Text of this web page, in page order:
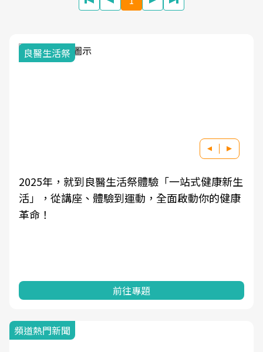
醫生活祭體驗「一站式健康新生
體驗到運動，全面啟動你的健康
良醫健康網從「
學觀點與日常感
頻道熱門新聞